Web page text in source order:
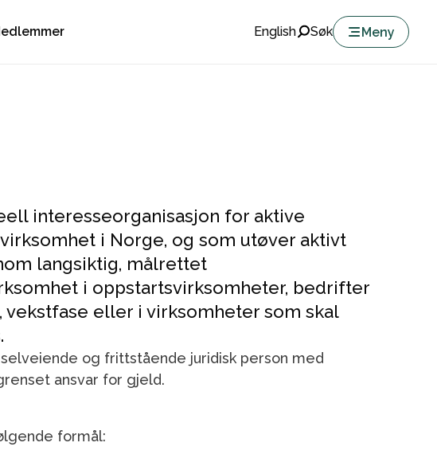
English Søk Meny
interesseorganisasjon for aktive
i Norge, og som utøver aktivt
langsiktig, målrettet
i oppstartsvirksomheter, bedrifter
vekstfase eller i virksomheter som skal
og frittstående juridisk person med
ansvar for gjeld.
formål: